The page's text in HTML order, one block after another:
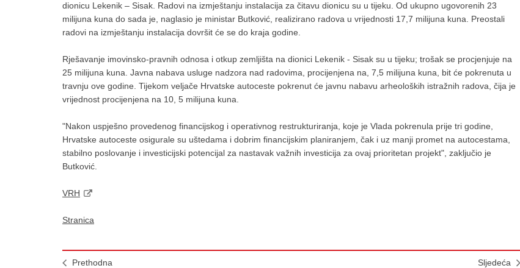
dionicu Lekenik – Sisak. Radovi na izmještanju instalacija za čitavu dionicu su u tijeku. Od ukupno ugovorenih 23
milijuna kuna do sada je, naglasio je ministar Butković, realizirano radova u vrijednosti 17,7 milijuna kuna. Preostali
radovi na izmještanju instalacija dovršit će se do kraja godine.
Rješavanje imovinsko-pravnih odnosa i otkup zemljišta na dionici Lekenik - Sisak su u tijeku; trošak se procjenjuje na
25 milijuna kuna. Javna nabava usluge nadzora nad radovima, procijenjena na, 7,5 milijuna kuna, bit će pokrenuta u
travnju ove godine. Tijekom veljače Hrvatske autoceste pokrenut će javnu nabavu arheoloških istražnih radova, čija je
vrijednost procijenjena na 10, 5 milijuna kuna.
"Nakon uspješno provedenog financijskog i operativnog restrukturiranja, koje je Vlada pokrenula prije tri godine,
Hrvatske autoceste osigurale su uštedama i dobrim financijskim planiranjem, čak i uz manji promet na autocestama,
stabilno poslovanje i investicijski potencijal za nastavak važnih investicija za ovaj prioritetan projekt", zaključio je
Butković.
VRH
Stranica
Prethodna
Sljedeća